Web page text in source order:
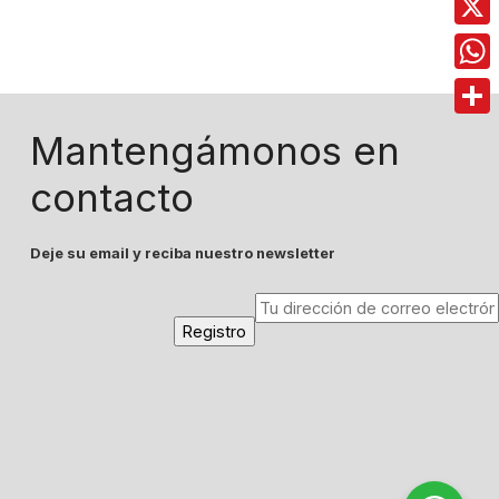
Mantengámonos en
contacto
Deje su email y reciba nuestro newsletter
X